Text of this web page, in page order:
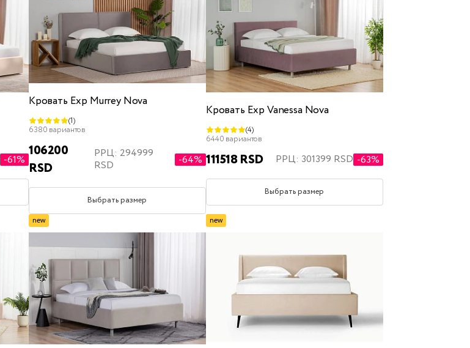
-61%
Кровать Exp Murrey Nova
(1)
6380 вариантов
106200
RSD
РРЦ: 294999
RSD
-64%
Выбрать размер
Кровать Exp Vanessa Nova
(4)
6440 вариантов
111518 RSD РРЦ: 301399 RSD -63%
Выбрать размер
new new